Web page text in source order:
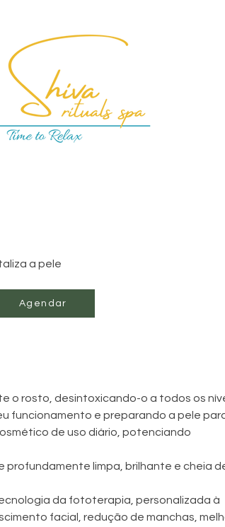
a pele
o rosto, desintoxicando-o a todos os
funcionamento e preparando a pele
de uso diário, potenciando
limpa, brilhante e cheia
da fototerapia, personalizada à
facial, redução de manchas,
Agendar